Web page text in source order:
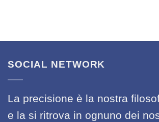
SOCIAL NETWORK
La precisione è la nostra
e la si ritrova in ognuno dei